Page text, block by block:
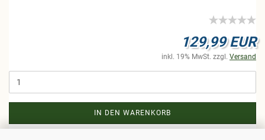
129,99 EUR
inkl. 19% MwSt. zzgl. Versand
IN DEN WARENKORB